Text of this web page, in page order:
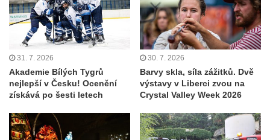
31. 7. 2026
Akademie Bílých Tygrů
nejlepší v Česku! Ocenění
získává po šesti letech
30. 7. 2026
Barvy skla, síla zážitků. Dvě
výstavy v Liberci zvou na
Crystal Valley Week 2026